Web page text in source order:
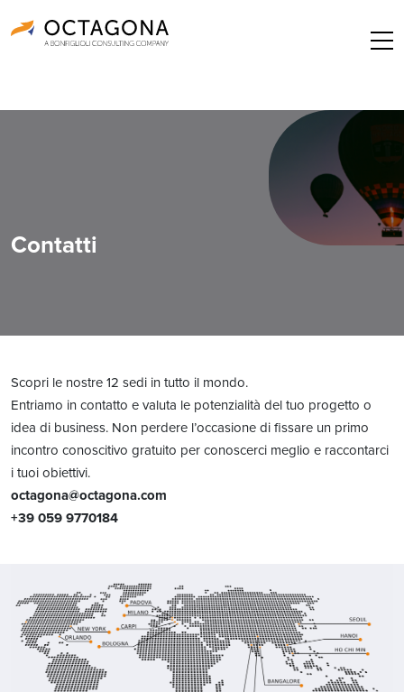
Contatti
Scopri le nostre 12 sedi in tutto il mondo.
Entriamo in contatto e valuta le potenzialità del tuo progetto o
idea di business. Non perdere l’occasione di fissare un primo
incontro conoscitivo gratuito per conoscerci meglio e raccontarci
i tuoi obiettivi.
octagona@octagona.com
+39 059 9770184